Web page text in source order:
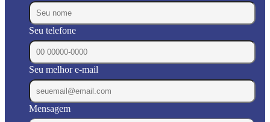
Seu telefone
Seu melhor e-mail
Mensagem